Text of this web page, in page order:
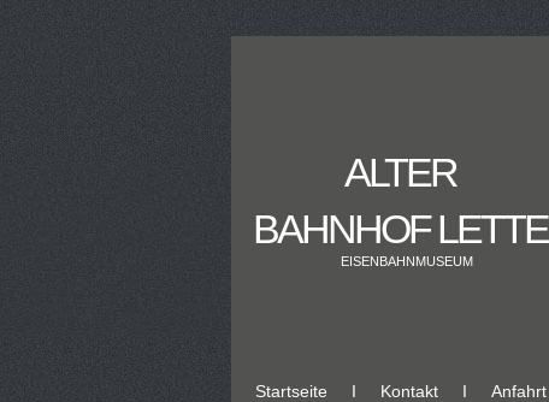
ALTER
BAHNHOF LETTE
EISENBAHNMUSEUM
Startseite Ι Kontakt Ι Anfahrt